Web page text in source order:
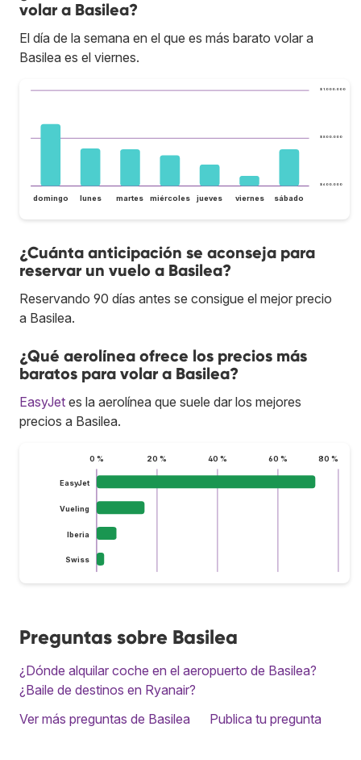
volar a Basilea?
El día de la semana en el que es más barato volar a
Basilea es el viernes.
$ 600.000
$ 800.000
$ 1.000.000
domingo lunes martes miércoles jueves viernes sábado
¿Cuánta anticipación se aconseja para
reservar un vuelo a Basilea?
Reservando 90 días antes se consigue el mejor precio
a Basilea.
¿Qué aerolínea ofrece los precios más
baratos para volar a Basilea?
EasyJet es la aerolínea que suele dar los mejores
precios a Basilea.
0 % 20 % 40 % 60 % 80 %
EasyJet
Vueling
Iberia
Swiss
Preguntas sobre Basilea
¿Dónde alquilar coche en el aeropuerto de Basilea?
¿Baile de destinos en Ryanair?
Ver más preguntas de Basilea
Publica tu pregunta